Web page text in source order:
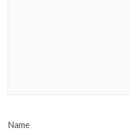
Name